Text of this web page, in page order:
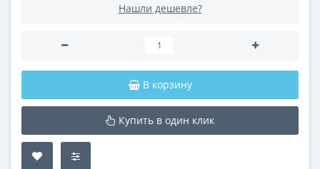
Нашли дешевле?
В корзину
Купить в один клик